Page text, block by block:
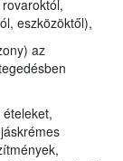
eszközöktől),
az